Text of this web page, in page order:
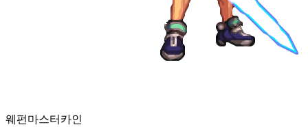
웨펀마스터 카인